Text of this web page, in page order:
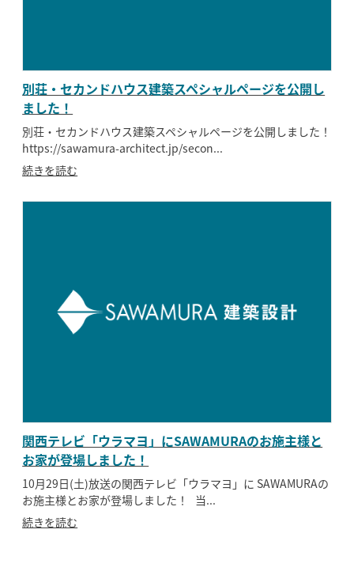
別荘・セカンドハウス建築スペシャルページを公開し
ました！
別荘・セカンドハウス建築スペシャルページを公開しました！
https://sawamura-architect.jp/secon...
続きを読む
関西テレビ「ウラマヨ」にSAWAMURAのお施主様と
お家が登場しました！
10月29日(土)放送の関西テレビ「ウラマヨ」に SAWAMURAの
お施主様とお家が登場しました！ 当...
続きを読む